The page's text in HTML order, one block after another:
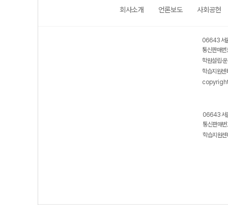
회사소개 언론보도 사회공헌
06643 서
통신판매
학원설립·
학습지원
06643 서
통신판매
학습지원